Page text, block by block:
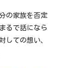
の家族を否定
るで話になら
しての想い、